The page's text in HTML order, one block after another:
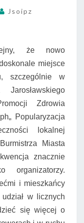
Jsoipz
że nowo
miejsce
szczególnie w
Zdrowia
Popularyzacja
lokalnej
Miasta
znacznie
organizatorzy.
i mieszkańcy
w licznych
się więcej o